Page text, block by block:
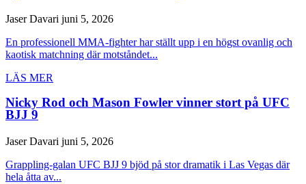
Jaser Davari juni 5, 2026
En professionell MMA-fighter har ställt upp i en högst ovanlig och
kaotisk matchning där motståndet...
LÄS MER
Nicky Rod och Mason Fowler vinner stort på UFC
BJJ 9
Jaser Davari juni 5, 2026
Grappling-galan UFC BJJ 9 bjöd på stor dramatik i Las Vegas där
hela åtta av...